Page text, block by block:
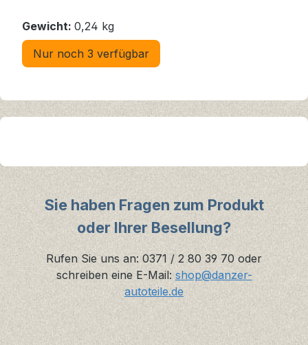
Gewicht: 0,24 kg
Nur noch 3 verfügbar
Sie haben Fragen zum Produkt
oder Ihrer Besellung?
Rufen Sie uns an: 0371 / 2 80 39 70 oder
schreiben eine E-Mail: shop@danzer-
autoteile.de